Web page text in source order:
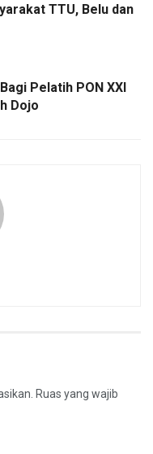
TTU, Belu dan
Pelatih PON XXI
Dojo
Ruas yang wajib